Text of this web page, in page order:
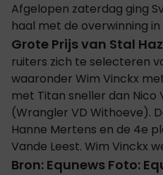
Afgelopen zaterdag ging
haal met de overwinning in
Grote Prijs van Stal
ruiters zich te selecteren
waaronder Wim Vinckx
met Titan sneller dan Nico
(Wrangler VD Withoeve).
Hanne Mertens en de 4e
Vande Leest. Wim Vinckx
Bron: Equnews Foto: